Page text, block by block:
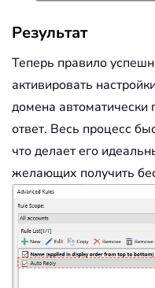
Результат
Теперь правило
активировать
домена
ответ. Весь процесс
что делает его
желающих получить